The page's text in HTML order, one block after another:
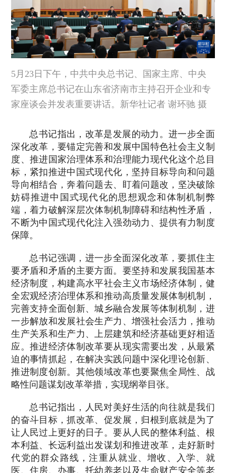
5月23日下午，中共中央总书记、国家主席、中央
军委主席总书记在山东省济南市主持召开企业和专
家座谈会并发表重要讲话。新华社记者 谢环驰 摄
总书记指出，改革是发展的动力。进一步全面
深化改革，要锚定完善和发展中国特色社会主义制
度、推进国家治理体系和治理能力现代化这个总目
标，紧扣推进中国式现代化，坚持目标导向和问题
导向相结合，奔着问题去、盯着问题改，坚决破除
妨碍推进中国式现代化的思想观念和体制机制弊
端，着力破解深层次体制机制障碍和结构性矛盾，
不断为中国式现代化注入强劲动力、提供有力制度
保障。
总书记强调，进一步全面深化改革，要抓住主
要矛盾和矛盾的主要方面。要坚持和发展我国基本
经济制度，构建高水平社会主义市场经济体制，健
全宏观经济治理体系和推动高质量发展体制机制，
完善支持全面创新、城乡融合发展等体制机制，进
一步解放和发展社会生产力、增强社会活力，推动
生产关系和生产力、上层建筑和经济基础更好相适
应。推进经济体制改革要从现实需要出发，从最紧
迫的事情抓起，在解决实践问题中深化理论创新、
推进制度创新。其他领域改革也要聚焦全局性、战
略性问题谋划改革举措，实现纲举目张。
总书记指出，人民对美好生活的向往就是我们
的奋斗目标，抓改革、促发展，归根到底就是为了
让人民过上更好的日子。要从人民的整体利益、根
本利益、长远利益出发谋划和推进改革，走好新时
代党的群众路线，注重从就业、增收、入学、就
医、住房、办事、托幼养老以及生命财产安全等老